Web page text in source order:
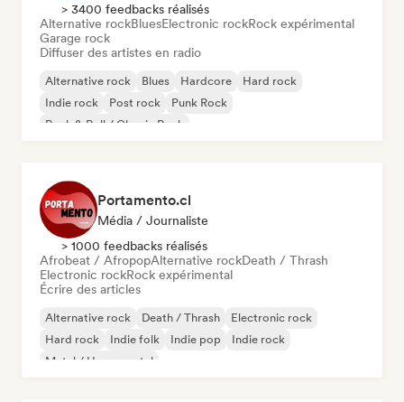
> 3400 feedbacks réalisés
Alternative rockBluesElectronic rockRock expérimental
Garage rock
Diffuser des artistes en radio
Alternative rock Blues Hardcore
Hard rock
Indie rock
Post rock
Punk Rock
Rock & Roll / Classic Rock
Portamento.cl
Média / Journaliste
> 1000 feedbacks réalisés
Afrobeat / AfropopAlternative rockDeath / Thrash
Electronic rockRock expérimental
Écrire des articles
Alternative rock Death / Thrash
Electronic rock
Hard rock
Indie folk Indie pop
Indie rock
Metal / Heavy metal